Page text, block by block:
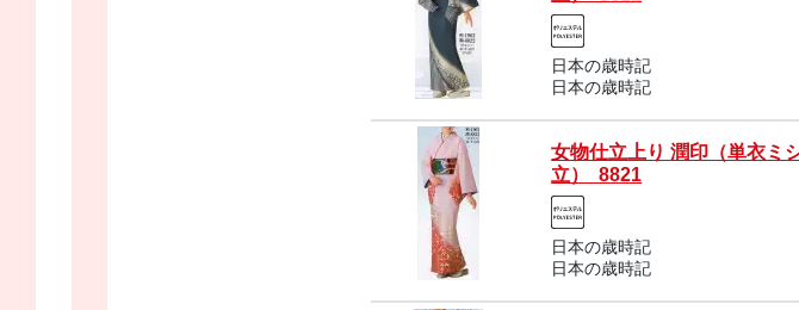
日本の歳時記
日本の歳時記
女物仕立上り 潤印（単衣ミ
立） 8821
日本の歳時記
日本の歳時記